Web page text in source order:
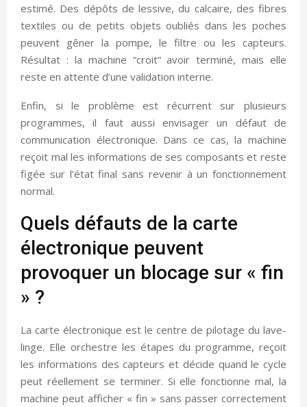
estimé. Des dépôts de lessive, du calcaire, des fibres
textiles ou de petits objets oubliés dans les poches
peuvent gêner la pompe, le filtre ou les capteurs.
Résultat : la machine “croit” avoir terminé, mais elle
reste en attente d’une validation interne.
Enfin, si le problème est récurrent sur plusieurs
programmes, il faut aussi envisager un défaut de
communication électronique. Dans ce cas, la machine
reçoit mal les informations de ses composants et reste
figée sur l’état final sans revenir à un fonctionnement
normal.
Quels défauts de la carte
électronique peuvent
provoquer un blocage sur « fin
» ?
La carte électronique est le centre de pilotage du lave-
linge. Elle orchestre les étapes du programme, reçoit
les informations des capteurs et décide quand le cycle
peut réellement se terminer. Si elle fonctionne mal, la
machine peut afficher « fin » sans passer correctement